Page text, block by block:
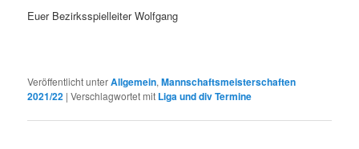
Euer Bezirksspielleiter Wolfgang
Veröffentlicht unterAllgemein,Mannschaftsmeisterschaften
2021/22 |Verschlagwortet mit Liga und div Termine